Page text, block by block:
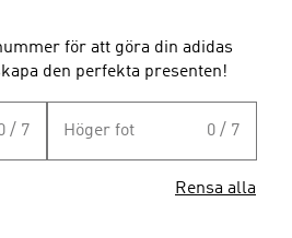
för att göra din adidas
den perfekta presenten!
/ 7 Höger fot 0 / 7
Rensa alla